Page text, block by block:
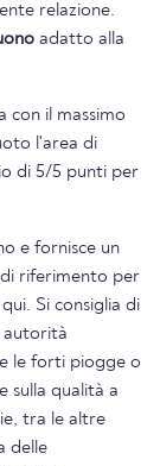
relazione.
adatto alla
con il massimo
l'area di
di 5/5 punti per
e fornisce un
riferimento per
Si consiglia di
autorità
le forti piogge o
sulla qualità a
tra le altre
delle